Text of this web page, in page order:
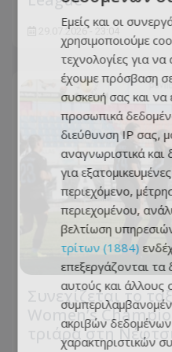
29.07.2026 - 23:04
Συνεχίζεται το
Women’s
τριάρα στη
Εμείς και οι
χρησιμοποιούμε
τεχνολογίες για
έχουμε πρόσβαση
συσκευή σας και να
προσωπικά
διεύθυνση IP σας,
αναγνωριστικά και
για
περιεχόμενο,
περιεχομένου,
βελτίωση
τρίτων (1884)
επεξεργάζονται τα
αυτούς και άλλους
ακριβών
χαρακτηριστικών